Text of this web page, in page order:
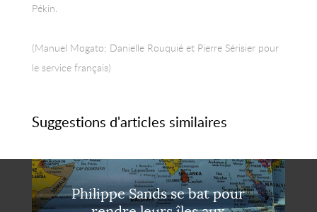
Pékin.
(Manuel Mogato; Danielle Rouquié et Pierre Sérisier pour
le service français)
Suggestions d'articles similaires
Philippe Sands se bat pour